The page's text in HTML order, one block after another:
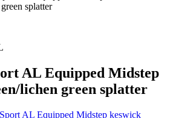
AL Equipped Midstep
lichen green splatter
AL Equipped Midstep keswick